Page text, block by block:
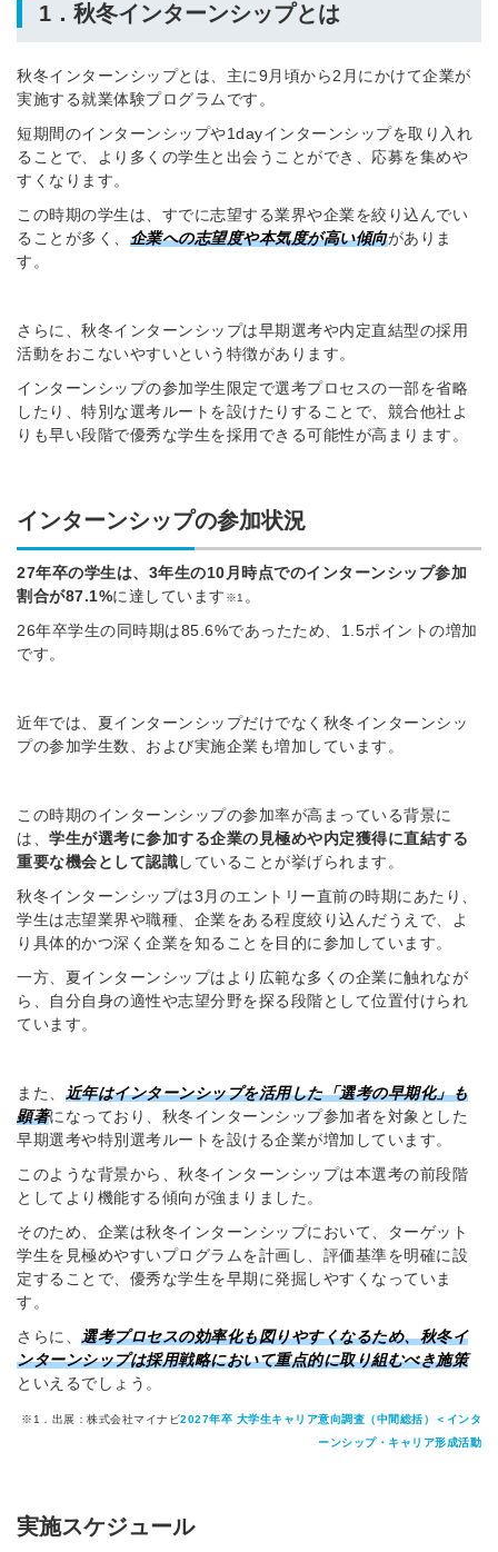
1．秋冬インターンシップとは
秋冬インターンシップとは、主に9月頃から2月にかけて企業が
実施する就業体験プログラムです。
短期間のインターンシップや1dayインターンシップを取り入れ
ることで、より多くの学生と出会うことができ、応募を集めや
すくなります。
この時期の学生は、すでに志望する業界や企業を絞り込んでい
ることが多く、 企業への志望度や本気度が高い傾向がありま
す。
さらに、秋冬インターンシップは早期選考や内定直結型の採用
活動をおこないやすいという特徴があります。
インターンシップの参加学生限定で選考プロセスの一部を省略
したり、特別な選考ルートを設けたりすることで、競合他社よ
りも早い段階で優秀な学生を採用できる可能性が高まります。
インターンシップの参加状況
27年卒の学生は、3年生の10月時点でのインターンシップ参加
割合が87.1%に達しています ※1 。
26年卒学生の同時期は85.6%であったため、1.5ポイントの増加
です。
近年では、夏インターンシップだけでなく秋冬インターンシッ
プの参加学生数、および実施企業も増加しています。
この時期のインターンシップの参加率が高まっている背景に
は、 学生が選考に参加する企業の見極めや内定獲得に直結する
重要な機会として認識していることが挙げられます。
秋冬インターンシップは3月のエントリー直前の時期にあたり、
学生は志望業界や職種、企業をある程度絞り込んだうえで、よ
り具体的かつ深く企業を知ることを目的に参加しています。
一方、夏インターンシップはより広範な多くの企業に触れなが
ら、自分自身の適性や志望分野を探る段階として位置付けられ
ています。
また、 近年はインターンシップを活用した「選考の早期化」も
顕著になっており、秋冬インターンシップ参加者を対象とした
早期選考や特別選考ルートを設ける企業が増加しています。
このような背景から、秋冬インターンシップは本選考の前段階
としてより機能する傾向が強まりました。
そのため、企業は秋冬インターンシップにおいて、ターゲット
学生を見極めやすいプログラムを計画し、評価基準を明確に設
定することで、優秀な学生を早期に発掘しやすくなっていま
す。
さらに、 選考プロセスの効率化も図りやすくなるため、秋冬イ
ンターンシップは採用戦略において重点的に取り組むべき施策
といえるでしょう。
※1．出展： 株式会社マイナビ2027年卒 大学生キャリア意向調査（中間総括）＜インタ
ーンシップ・キャリア形成活動
実施スケジュール